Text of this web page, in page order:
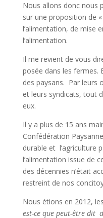
Nous allons donc nous
sur une proposition de
l’alimentation, de mise
l’alimentation.
Il me revient de vous
posée dans les fermes.
des paysans. Par leurs
et leurs syndicats, tout
eux.
Il y a plus de 15 ans
Confédération
durable et l’agriculture
l’alimentation issue de
des décennies n’était
restreint de nos
Nous étions en 2012,
est-ce que peut-être dit